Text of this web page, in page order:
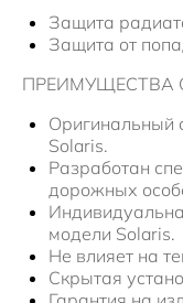
Защита
Защита от
ПРЕИМУЩЕСТВА
Оригинальный
Solaris.
Разработан
дорожных
модели Solaris.
Не влияет на
Скрытая